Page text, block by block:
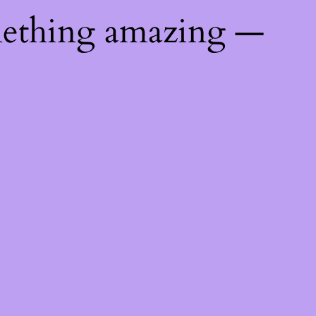
amazing —